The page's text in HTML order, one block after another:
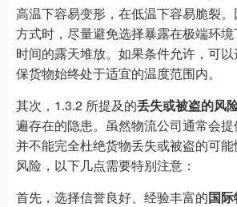
高温下容易变形，在低温下容易脆裂
方式时，尽量避免选择暴露在极端环
时间的露天堆放。如果条件允许，可以
保货物始终处于适宜的温度范围内。
其次，1.3.2 所提及的丢失或被盗的风
遍存在的隐患。虽然物流公司通常会
并不能完全杜绝货物丢失或被盗的可
风险，以下几点需要特别注意：
首先，选择信誉良好、经验丰富的国